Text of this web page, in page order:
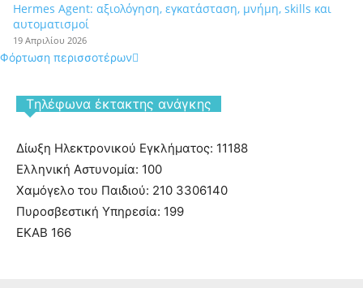
Hermes Agent: αξιολόγηση, εγκατάσταση, μνήμη, skills και
αυτοματισμοί
19 Απριλίου 2026
Φόρτωση περισσοτέρων
Tηλέφωνα έκτακτης ανάγκης
Δίωξη Ηλεκτρονικού Εγκλήματος: 11188
Ελληνική Αστυνομία: 100
Χαμόγελο του Παιδιού: 210 3306140
Πυροσβεστική Υπηρεσία: 199
ΕΚΑΒ 166